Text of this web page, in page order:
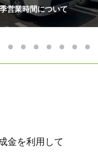
cafe!
金を利用して